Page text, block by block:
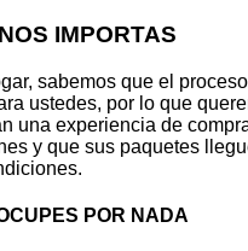
IMPORTAS
sabemos que el
ustedes, por lo que
una experiencia de
y que sus paquetes
POR NADA